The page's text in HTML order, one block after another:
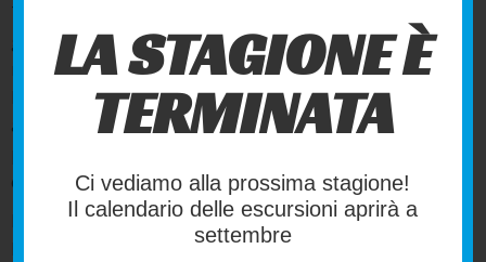
LA STAGIONE È
TERMINATA
Ci vediamo alla prossima stagione!
Il calendario delle escursioni aprirà a
settembre
The Husky Experience nasce nel 1995 dal sogno di un
giovane ragazzo di creare un vero e proprio angolo di
mondo interamente dedicato allo Sleddog. Il desiderio di
Luca è di condividere quelle emozioni che animano ogni
avventura in slitta con i suoi Husky, quel legame
esperienza.
Il termine Sleddog si riferisce alla corsa in slitta con i cani.
Nel tempo è divenuto una vera e propria disciplina